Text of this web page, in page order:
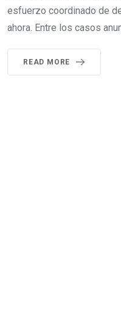
esfuerzo coordinado de
ahora. Entre los casos
READ MORE